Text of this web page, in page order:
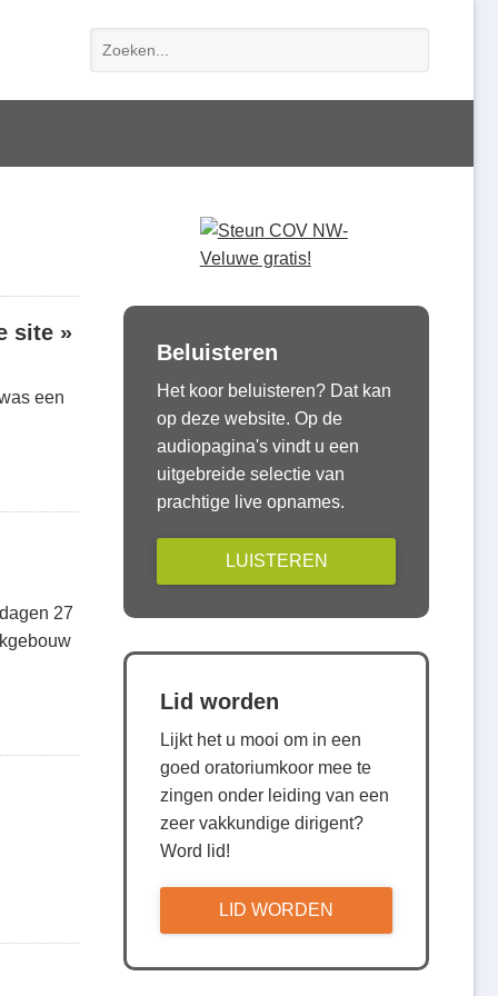
site »
een
27
Beluisteren
Het koor beluisteren? Dat kan
op deze website. Op de
audiopagina's vindt u een
uitgebreide selectie van
prachtige live opnames.
LUISTEREN
Lid worden
Lijkt het u mooi om in een
goed oratoriumkoor mee te
zingen onder leiding van een
zeer vakkundige dirigent?
Word lid!
LID WORDEN